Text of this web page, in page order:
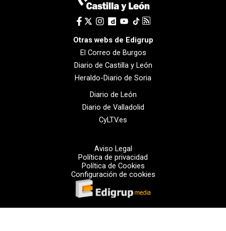
Otras webs de Edigrup
El Correo de Burgos
Diario de Castilla y León
Heraldo-Diario de Soria
Diario de León
Diario de Valladolid
CyLTV.es
Aviso Legal
Política de privacidad
Política de Cookies
Configuración de cookies